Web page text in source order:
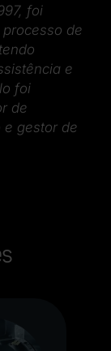
foi
de
e
foi
de
e gestor de